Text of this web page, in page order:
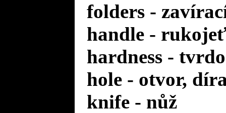
folders -
handle -
hardness -
hole - otvor,
knife - nůž